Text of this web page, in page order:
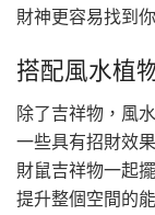
財神更容易找到
搭配風水植
除了吉祥物，風水
一些具有招財效
財鼠吉祥物一起
提升整個空間的